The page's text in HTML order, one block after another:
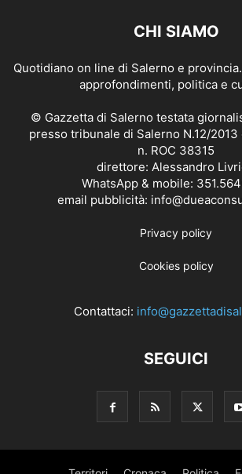
CHI SIAMO
Quotidiano on line di Salerno e
approfondimenti, politica e
© Gazzetta di Salerno testata
presso tribunale di Salerno N.12/2013
n. ROC 38315
direttore: Alessandro
WhatsApp & mobile:
email pubblicità:
Privacy policy
Cookies policy
Contattaci:
SEGUICI